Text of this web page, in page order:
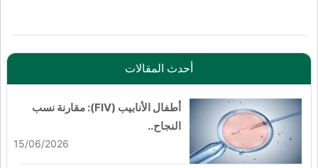
أحدث المقالات
أطفال الأنابيب (FIV): مقارنة نسب
النجاح..
15/06/2026